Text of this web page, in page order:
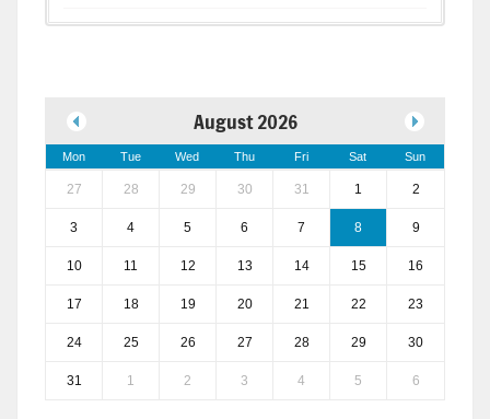
August 2026
Mon Tue Wed Thu Fri Sat Sun
27 28 29 30 31 1 2
3 4 5 6 7 8 9
10 11 12 13 14 15 16
17 18 19 20 21 22 23
24 25 26 27 28 29 30
31 1 2 3 4 5 6